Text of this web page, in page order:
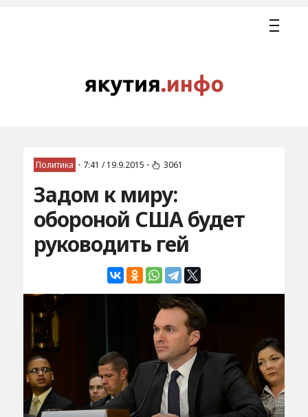
Политика • 7:41 / 19.9.2015 • 3061
Задом к миру:
обороной США будет
руководить гей